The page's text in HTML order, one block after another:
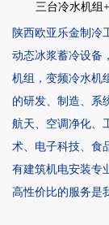
三台冷水机组
陕西欧亚乐金制冷
动态冰浆蓄冷设备 ，
机组 ， 变频冷水机
的研发、制造、系
航天、空调净化、
术、电子科技、食
有建筑机电安装专
高性价比的服务是